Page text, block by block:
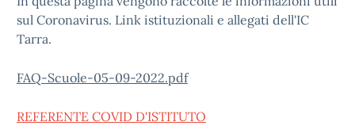
sul Coronavirus. Link istituzionali e allegati dell'IC
Tarra.
FAQ-Scuole-05-09-2022.pdf
REFERENTE COVID D'ISTITUTO